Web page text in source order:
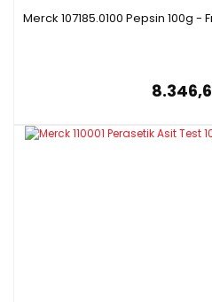
Merck 107185.0100 Pepsin 100g